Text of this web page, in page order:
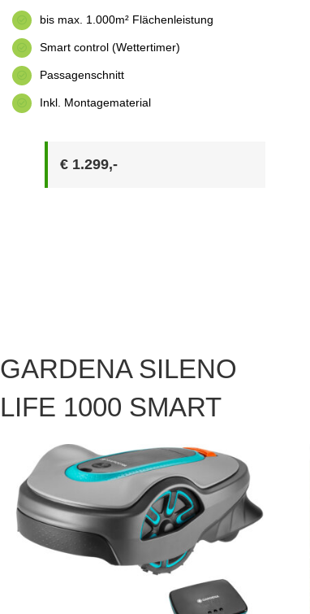
bis max. 1.000m² Flächenleistung
Smart control (Wettertimer)
Passagenschnitt
Inkl. Montagematerial
€ 1.299,-
GARDENA SILENO
LIFE 1000 SMART